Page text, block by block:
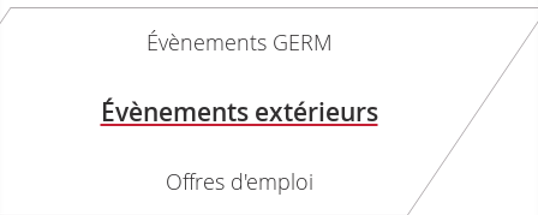
Évènements GERM
Évènements extérieurs
Offres d'emploi